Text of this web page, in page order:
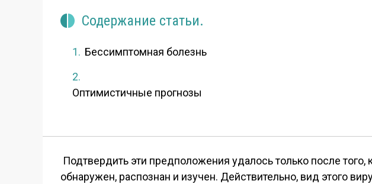
Содержание статьи.
Бессимптомная болезнь
Оптимистичные прогнозы
Подтвердить эти предположения удалось только после
обнаружен, распознан и изучен. Действительно, вид этого